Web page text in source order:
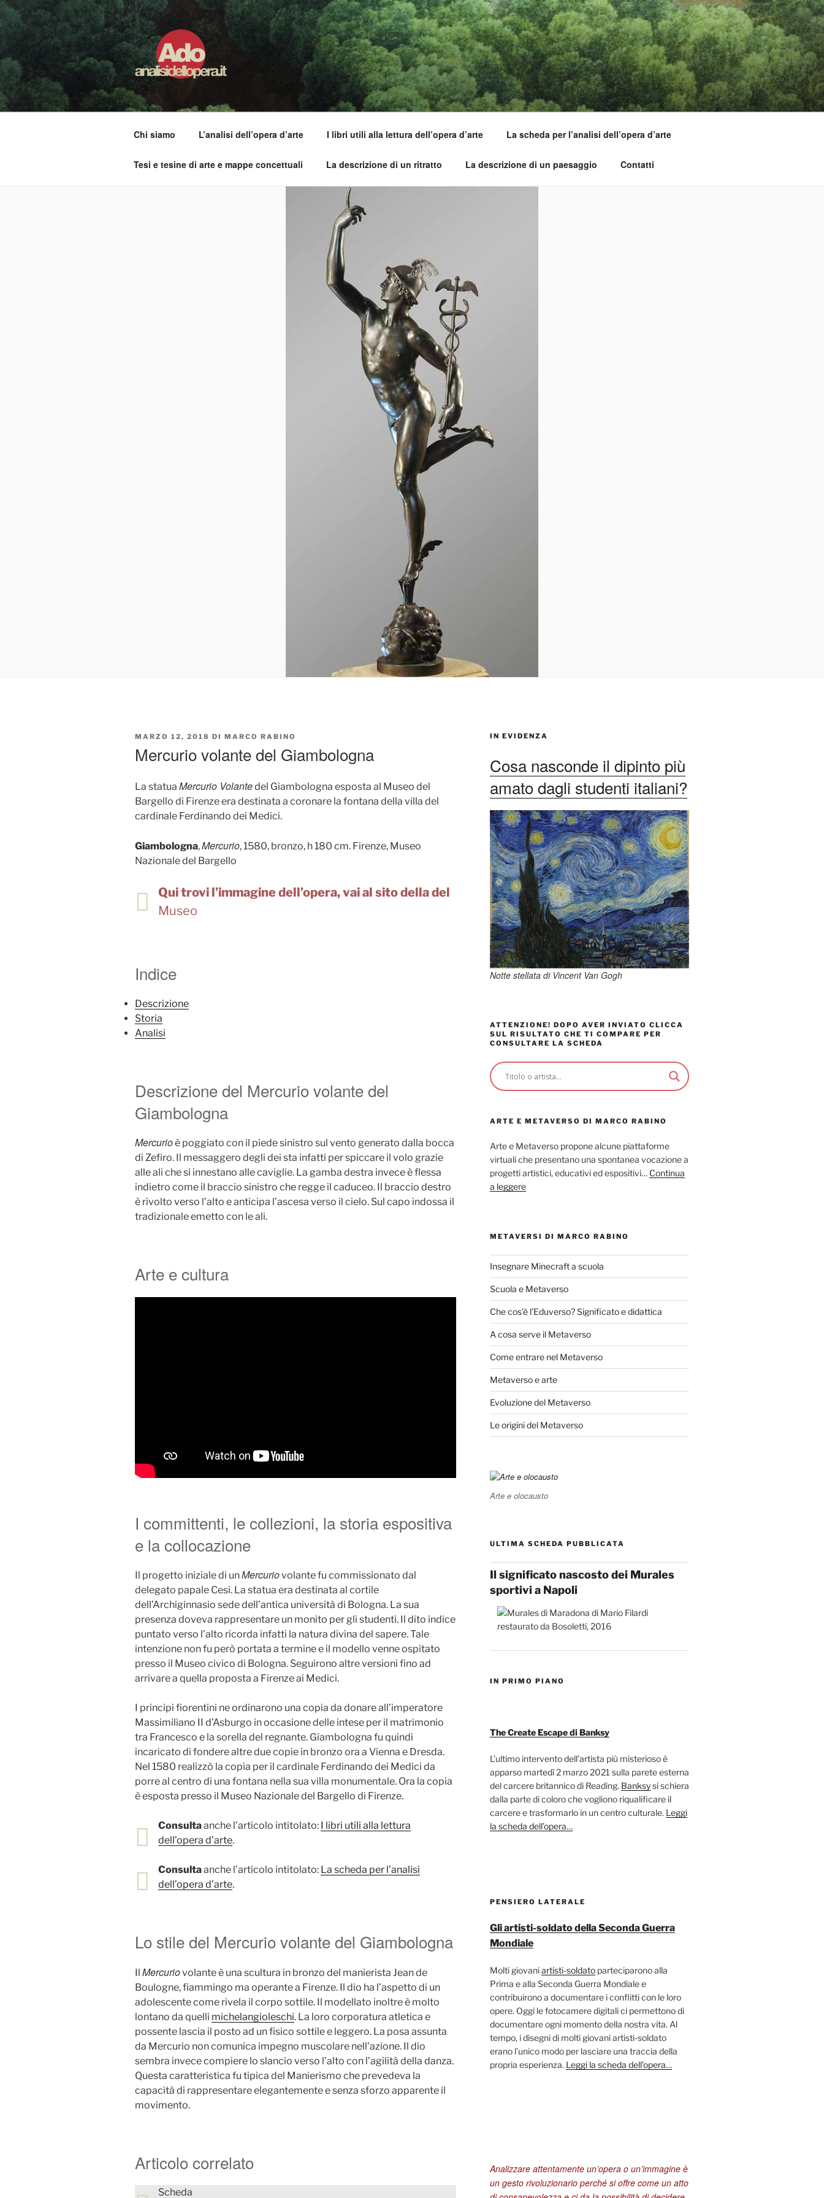
Salta
al
contenuto
ADO ANALISI DELL'OPERA
Osservare le opere d'arte per capirle e imparare ad amarle
Chi siamo L’analisi dell’opera d’arte I libri utili alla lettura dell’opera d’arte La scheda per l’analisi dell’opera d’arte
Tesi e tesine di arte e mappe concettuali La descrizione di un ritratto La descrizione di un paesaggio Contatti
PUBBLICATO
MARZO 12, 2018 DI MARCO RABINO
Mercurio volante del Giambologna
La statua Mercurio Volantedel Giambologna esposta al Museo del
Bargello di Firenze era destinata a coronare la fontana della villa del
cardinale Ferdinando dei Medici.
Giambologna,Mercurio, 1580, bronzo, h 180 cm. Firenze, Museo
Nazionale del Bargello
Qui trovi l’immagine dell’opera, vai al sito della del
Museo
Indice
Descrizione
Storia
Analisi
Descrizione del Mercurio volante del
Giambologna
Mercurioè poggiato con il piede sinistro sul vento generato dalla bocca
di Zefiro. Il messaggero degli dei sta infatti per spiccare il volo grazie
alle ali che si innestano alle caviglie. La gamba destra invece è flessa
indietro come il braccio sinistro che regge il caduceo. Il braccio destro
è rivolto verso l’alto e anticipa l’ascesa verso il cielo. Sul capo indossa il
tradizionale emetto con le ali.
Arte e cultura
I committenti, le collezioni, la storia espositiva
e la collocazione
Il progetto iniziale di unMercuriovolante fu commissionato dal
delegato papale Cesi. La statua era destinata al cortile
dell’Archiginnasio sede dell’antica università di Bologna. La sua
presenza doveva rappresentare un monito per gli studenti. Il dito indice
puntato verso l’alto ricorda infatti la natura divina del sapere. Tale
intenzione non fu però portata a termine e il modello venne ospitato
presso il Museo civico di Bologna. Seguirono altre versioni fino ad
arrivare a quella proposta a Firenze ai Medici.
I principi fiorentini ne ordinarono una copia da donare all’imperatore
Massimiliano II d’Asburgo in occasione delle intese per il matrimonio
tra Francesco e la sorella del regnante. Giambologna fu quindi
incaricato di fondere altre due copie in bronzo ora a Vienna e Dresda.
Nel 1580 realizzò la copia per il cardinale Ferdinando dei Medici da
porre al centro di una fontana nella sua villa monumentale. Ora la copia
è esposta presso il Museo Nazionale del Bargello di Firenze.
Consultaanche l’articolo intitolato: I libri utili alla lettura
dell’opera d’arte.
Consultaanche l’articolo intitolato: La scheda per l’analisi
dell’opera d’arte.
Lo stile del Mercurio volante del Giambologna
Il Mercuriovolante è una scultura in bronzo del manierista Jean de
Boulogne, fiammingo ma operante a Firenze. Il dio ha l’aspetto di un
adolescente come rivela il corpo sottile. Il modellato inoltre è molto
lontano da quelli michelangioleschi. La loro corporatura atletica e
possente lascia il posto ad un fisico sottile e leggero. La posa assunta
da Mercurio non comunica impegno muscolare nell’azione. Il dio
sembra invece compiere lo slancio verso l’alto con l’agilità della danza.
Questa caratteristica fu tipica del Manierismo che prevedeva la
capacità di rappresentare elegantemente e senza sforzo apparente il
movimento.
Articolo correlato
Scheda
IN EVIDENZA
Cosa nasconde il dipinto più
amato dagli studenti italiani?
Notte stellata di Vincent Van Gogh
ATTENZIONE! DOPO AVER INVIATO CLICCA
SUL RISULTATO CHE TI COMPARE PER
CONSULTARE LA SCHEDA
ARTE E METAVERSO DI MARCO RABINO
Arte e Metaverso propone alcune piattaforme
virtuali che presentano una spontanea vocazione a
progetti artistici, educativi ed espositivi… Continua
a leggere
METAVERSI DI MARCO RABINO
Insegnare Minecraft a scuola
Scuola e Metaverso
Che cos’è l’Eduverso? Significato e didattica
A cosa serve il Metaverso
Come entrare nel Metaverso
Metaverso e arte
Evoluzione del Metaverso
Le origini del Metaverso
Arte e olocausto
ULTIMA SCHEDA PUBBLICATA
Il significato nascosto dei Murales
sportivi a Napoli
IN PRIMO PIANO
The Create Escape di Banksy
L’ultimo intervento dell’artista più misterioso è
apparso martedì 2 marzo 2021 sulla parete esterna
del carcere britannico di Reading. Banksysi schiera
dalla parte di coloro che vogliono riqualificare il
carcere e trasformarlo in un centro culturale. Leggi
la scheda dell’opera…
PENSIERO LATERALE
Gli artisti-soldato della Seconda Guerra
Mondiale
Molti giovaniartisti-soldatoparteciparono alla
Prima e alla Seconda Guerra Mondiale e
contribuirono a documentare i conflitti con le loro
opere. Oggi le fotocamere digitali ci permettono di
documentare ogni momento della nostra vita. Al
tempo, i disegni di molti giovani artisti-soldato
erano l’unico modo per lasciare una traccia della
propria esperienza. Leggi la scheda dell’opera…
Analizzare attentamente un’opera o un’immagine è
un gesto rivoluzionario perché si offre come un atto